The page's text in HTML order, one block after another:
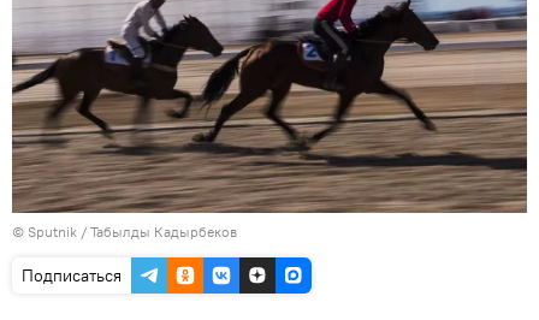
© Sputnik / Табылды Кадырбеков
Подписаться